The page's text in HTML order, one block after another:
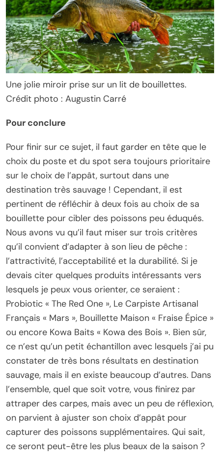
Une jolie miroir prise sur un lit de bouillettes.
Crédit photo : Augustin Carré
Pour conclure
Pour finir sur ce sujet, il faut garder en tête que le
choix du poste et du spot sera toujours prioritaire
sur le choix de l’appât, surtout dans une
destination très sauvage ! Cependant, il est
pertinent de réfléchir à deux fois au choix de sa
bouillette pour cibler des poissons peu éduqués.
Nous avons vu qu’il faut miser sur trois critères
qu’il convient d’adapter à son lieu de pêche :
l’attractivité, l’acceptabilité et la durabilité. Si je
devais citer quelques produits intéressants vers
lesquels je peux vous orienter, ce seraient :
Probiotic « The Red One », Le Carpiste Artisanal
Français « Mars », Bouillette Maison « Fraise Épice »
ou encore Kowa Baits « Kowa des Bois ». Bien sûr,
ce n’est qu’un petit échantillon avec lesquels j’ai pu
constater de très bons résultats en destination
sauvage, mais il en existe beaucoup d’autres. Dans
l’ensemble, quel que soit votre, vous finirez par
attraper des carpes, mais avec un peu de réflexion,
on parvient à ajuster son choix d’appât pour
capturer des poissons supplémentaires. Qui sait,
ce seront peut-être les plus beaux de la saison ?